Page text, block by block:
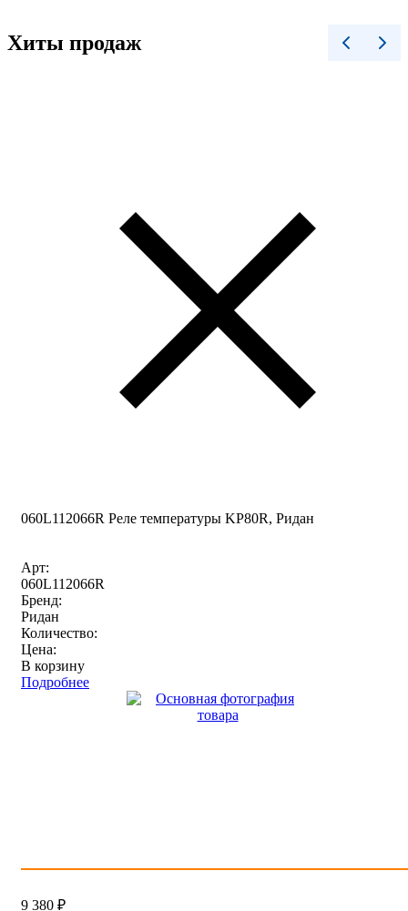
Хиты продаж
060L112066R Реле температуры KP80R, Ридан
Арт:
060L112066R
Бренд:
Ридан
Количество:
Цена:
В корзину
Подробнее
9 380 ₽